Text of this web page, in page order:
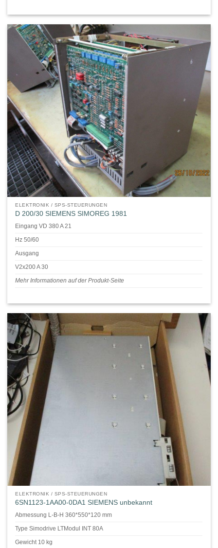
ELEKTRONIK / SPS-STEUERUNGEN
D 200/30 SIEMENS SIMOREG 1981
Eingang VD 380 A 21
Hz 50/60
Ausgang
V2x200 A 30
Mehr Informationen auf der Produkt-Seite
ELEKTRONIK / SPS-STEUERUNGEN
6SN1123-1AA00-0DA1 SIEMENS unbekannt
Abmessung L-B-H 360*550*120 mm
Type Simodrive LTModul INT 80A
Gewicht 10 kg